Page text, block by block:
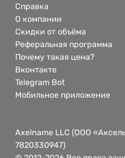
Справка
О компании
Скидки от объёма
Реферальная программа
Почему такая цена?
Вконтакте
Telegram Bot
Мобильное приложение
Axelname LLC (ООО
7820330947)